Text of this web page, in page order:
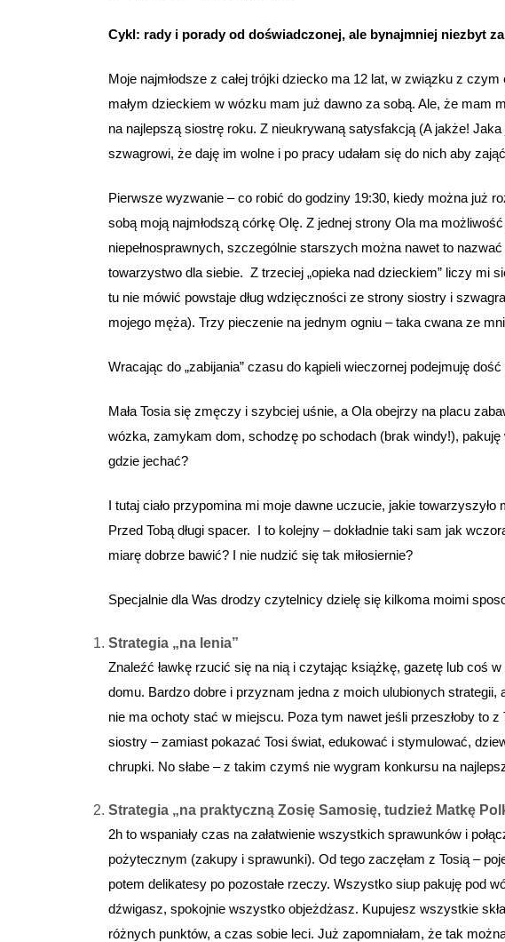
Cykl: rady i porady od doświadczonej, ale bynajmniej niezbyt
Moje najmłodsze z całej trójki dziecko ma 12 lat, w związku z
małym dzieckiem w wózku mam już dawno za sobą. Ale, że mam
na najlepszą siostrę roku. Z nieukrywaną satysfakcją (A jakże!
szwagrowi, że daję im wolne i po pracy udałam się do nich aby
Pierwsze wyzwanie – co robić do godziny 19:30, kiedy można już
sobą moją najmłodszą córkę Olę. Z jednej strony Ola ma
niepełnosprawnych, szczególnie starszych można nawet to
towarzystwo dla siebie. Z trzeciej „opieka nad dzieckiem” liczy mi
tu nie mówić powstaje dług wdzięczności ze strony siostry i
mojego męża). Trzy pieczenie na jednym ogniu – taka cwana ze
Wracając do „zabijania” czasu do kąpieli wieczornej podejmuję
Mała Tosia się zmęczy i szybciej uśnie, a Ola obejrzy na placu
wózka, zamykam dom, schodzę po schodach (brak windy!),
gdzie jechać?
I tutaj ciało przypomina mi moje dawne uczucie, jakie
Przed Tobą długi spacer. I to kolejny – dokładnie taki sam jak
miarę dobrze bawić? I nie nudzić się tak miłosiernie?
Specjalnie dla Was drodzy czytelnicy dzielę się kilkoma moimi
Strategia „na lenia”
Znaleźć ławkę rzucić się na nią i czytając książkę, gazetę lub coś
domu. Bardzo dobre i przyznam jedna z moich ulubionych
nie ma ochoty stać w miejscu. Poza tym nawet jeśli przeszłoby to
siostry – zamiast pokazać Tosi świat, edukować i stymulować,
chrupki. No słabe – z takim czymś nie wygram konkursu na
Strategia „na praktyczną Zosię Samosię, tudzież Matkę
2h to wspaniały czas na załatwienie wszystkich sprawunków i
pożytecznym (zakupy i sprawunki). Od tego zaczęłam z Tosią –
potem delikatesy po pozostałe rzeczy. Wszystko siup pakuję pod
dźwigasz, spokojnie wszystko objeżdżasz. Kupujesz wszystkie
różnych punktów, a czas sobie leci. Już zapomniałam, że tak